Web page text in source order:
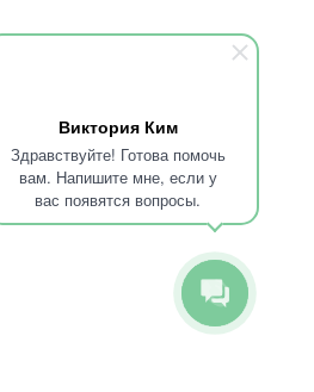
Виктория Ким
Здравствуйте! Готова помочь
вам. Напишите мне, если у
вас появятся вопросы.